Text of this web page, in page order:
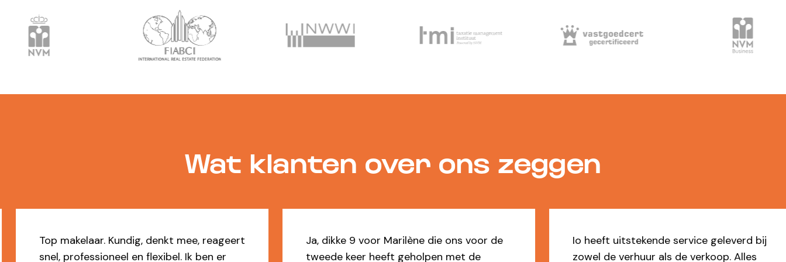
Wat klanten over ons zeggen
Top makelaar. Kundig, denkt mee, reageert
snel, professioneel en flexibel. Ik ben er
Ja, dikke 9 voor Marilène die ons voor de
tweede keer heeft geholpen met de
Io heeft uitstekende service geleverd bij
zowel de verhuur als de verkoop. Alles